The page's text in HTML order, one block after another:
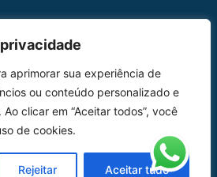
aprimorar sua experiência de
ou conteúdo personalizado e
clicar em “Aceitar todos”, você
de cookies.
Rejeitar Aceitar tudo
Peças
Catálogo de Aplicações
Oficina de Mangueiras